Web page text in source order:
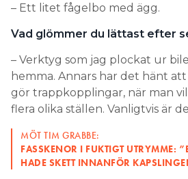
– Ett litet fågelbo med ägg.
Vad glömmer du lättast efter
– Verktyg som jag plockat ur
hemma. Annars har det hänt
gör trappkopplingar, när man
flera olika ställen. Vanligtvis är
MÖT TIM GRABBE:
FASSKENOR I FUKTIGT UTRYMME:
HADE SKETT INNANFÖR